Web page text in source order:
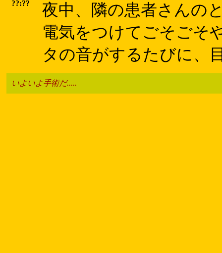
??:??
夜中、隣の患者さんの
電気をつけてごそごそ
タの音がするたびに、
いよいよ手術だ.....